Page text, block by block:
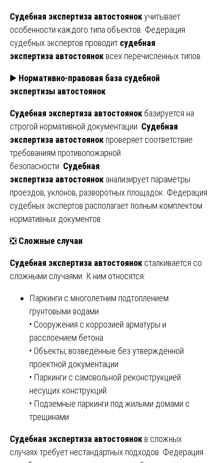
Судебная экспертиза автостоянокучитывает
особенности каждого типа объектов. Федерация
судебных экспертов проводит судебная
экспертиза автостоянок всех перечисленных типов.
▶️ Нормативно-правовая база судебной
экспертизы автостоянок
Судебная экспертиза автостоянок базируется на
строгой нормативной документации. Судебная
экспертиза автостоянок проверяет соответствие
требованиям противопожарной
безопасности. Судебная
экспертиза автостоянок анализирует параметры
проездов, уклонов, разворотных площадок. Федерация
судебных экспертов располагает полным комплектом
нормативных документов.
❎ Сложные случаи
Судебная экспертиза автостоянок сталкивается со
сложными случаями. К ним относятся:
Паркинги с многолетним подтоплением
грунтовыми водами
• Сооружения с коррозией арматуры и
расслоением бетона
• Объекты, возведённые без утверждённой
проектной документации
• Паркинги с самовольной реконструкцией
несущих конструкций
• Подземные паркинги под жилыми домами с
трещинами
Судебная экспертиза автостоянок в сложных
случаях требует нестандартных подходов. Федерация